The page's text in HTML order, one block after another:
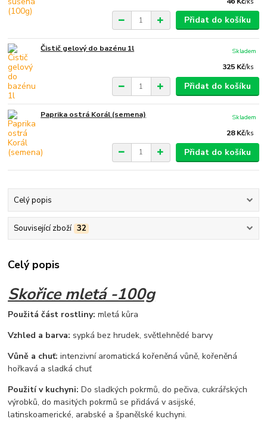
Přidat do košíku
Čistič gelový do bazénu 1l
325 Kč/ks
Skladem
Přidat do košíku
Paprika ostrá Korál (semena)
28 Kč/ks
Skladem
Přidat do košíku
Celý popis
Související zboží 32
Celý popis
Skořice mletá -100g
Použitá část rostliny: mletá kůra
Vzhled a barva: sypká bez hrudek, světlehnědé barvy
Vůně a chuť: intenzivní aromatická kořeněná vůně, kořeněná
hořkavá a sladká chuť
Použití v kuchyni: Do sladkých pokrmů, do pečiva, cukrářských
výrobků, do masitých pokrmů se přidává v asijské,
latinskoamerické, arabské a španělské kuchyni.